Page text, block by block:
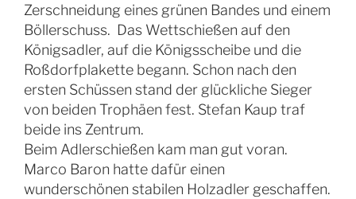
Zerschneidung eines grünen Bandes und einem
Böllerschuss. Das Wettschießen auf den
Königsadler, auf die Königsscheibe und die
Roßdorfplakette begann. Schon nach den
ersten Schüssen stand der glückliche Sieger
von beiden Trophäen fest. Stefan Kaup traf
beide ins Zentrum.
Beim Adlerschießen kam man gut voran.
Marco Baron hatte dafür einen
wunderschönen stabilen Holzadler geschaffen.